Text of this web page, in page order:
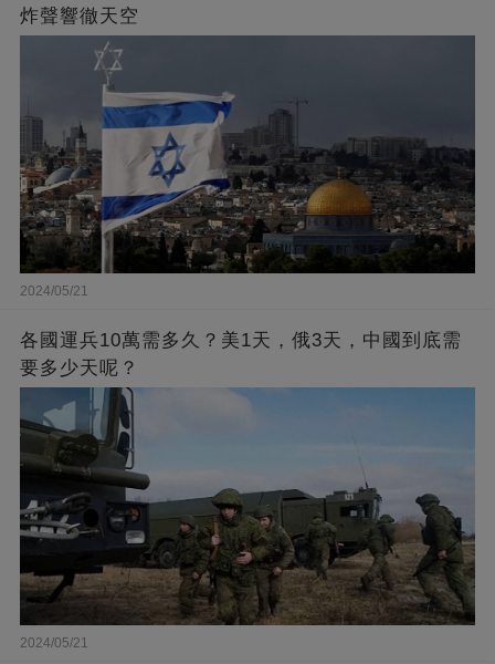
炸聲響徹天空
2024/05/21
各國運兵10萬需多久？美1天，俄3天，中國到底需
要多少天呢？
2024/05/21